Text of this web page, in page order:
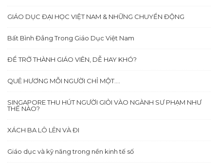
GIÁO DỤC ĐẠI HỌC VIỆT NAM & NHỮNG CHUYỂN ĐỘNG
Bất Bình Đẳng Trong Giáo Dục Việt Nam
ĐỂ TRỞ THÀNH GIÁO VIÊN, DỄ HAY KHÓ?
QUÊ HƯƠNG MỖI NGƯỜI CHỈ MỘT….
SINGAPORE THU HÚT NGƯỜI GIỎI VÀO NGÀNH SƯ PHẠM NHƯ
THẾ NÀO?
XÁCH BA LÔ LÊN VÀ ĐI
Giáo dục và kỹ năng trong nền kinh tế số